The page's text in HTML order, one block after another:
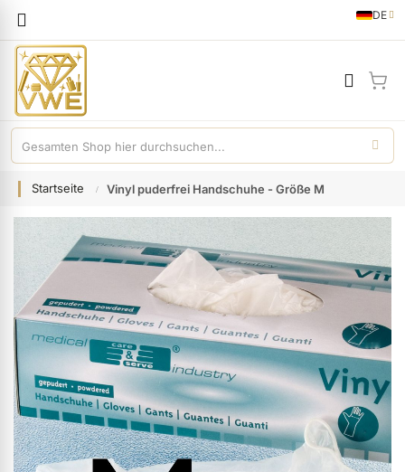
Sprache
DE
German
Weihnachtsmarkt anzeigen
Startseite Vinyl puderfrei Handschuhe - Größe M
der
Bildgalerie
springen